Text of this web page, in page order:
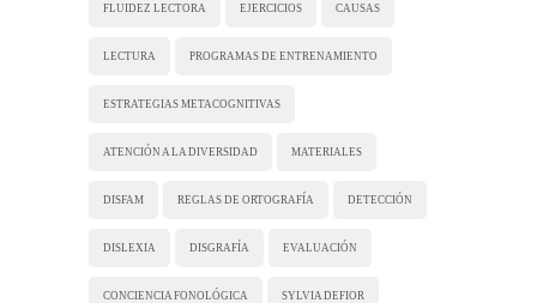
FLUIDEZ LECTORA EJERCICIOS CAUSAS
LECTURA PROGRAMAS DE ENTRENAMIENTO
ESTRATEGIAS METACOGNITIVAS
ATENCIÓN A LA DIVERSIDAD MATERIALES
DISFAM REGLAS DE ORTOGRAFÍA DETECCIÓN
DISLEXIA DISGRAFÍA EVALUACIÓN
CONCIENCIA FONOLÓGICA SYLVIA DEFIOR